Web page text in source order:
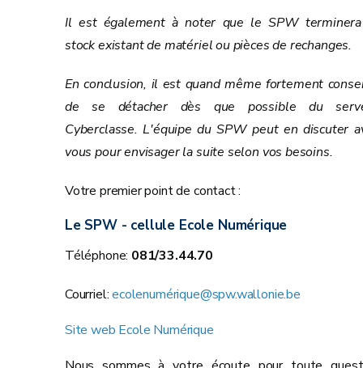
Il est également à noter que le SPW
stock existant de matériel ou pièces de rechanges.
En conclusion, il est quand même fortement
de se détacher dès que possible du
Cyberclasse. L'équipe du SPW peut en discuter
vous pour envisager la suite selon vos besoins.
Votre premier point de contact :
Le SPW - cellule Ecole Numérique
Téléphone: 081/33.44.70
Courriel:ecolenumérique@spw.wallonie.be
Site web Ecole Numérique